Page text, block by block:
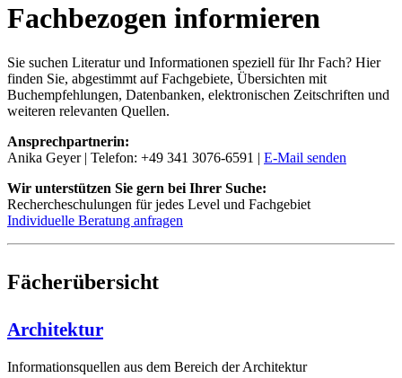
Fachbezogen informieren
Sie suchen Literatur und Informationen speziell für Ihr Fach? Hier
finden Sie, abgestimmt auf Fachgebiete, Übersichten mit
Buchempfehlungen, Datenbanken, elektronischen Zeitschriften und
weiteren relevanten Quellen.
Ansprechpartnerin:
Anika Geyer | Telefon: +49 341 3076-6591 | E-Mail senden
Wir unterstützen Sie gern bei Ihrer Suche:
Rechercheschulungen für jedes Level und Fachgebiet
Individuelle Beratung anfragen
Fächerübersicht
Architektur
Informationsquellen aus dem Bereich der Architektur